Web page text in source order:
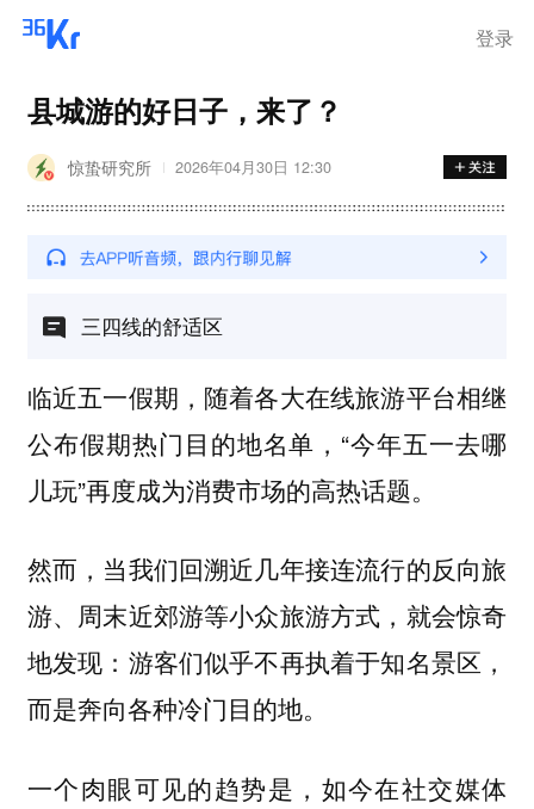
登录
县城游的好日子，来了？
惊蛰研究所 2026年04月30日 12:30
三四线的舒适区
临近五一假期，随着各大在线旅游平台相继
公布假期热门目的地名单，“今年五一去哪
儿玩”再度成为消费市场的高热话题。
然而，当我们回溯近几年接连流行的反向旅
游、周末近郊游等小众旅游方式，就会惊奇
地发现：游客们似乎不再执着于知名景区，
而是奔向各种冷门目的地。
一个肉眼可见的趋势是，如今在社交媒体